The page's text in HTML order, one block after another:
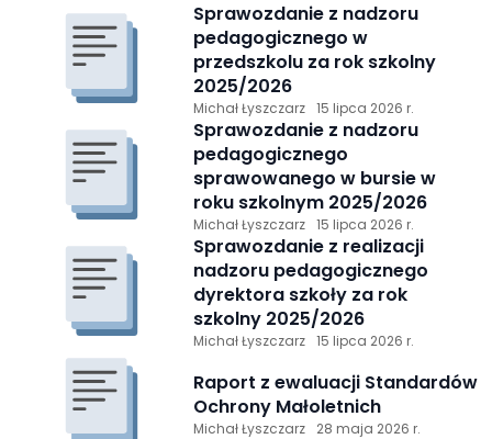
Sprawozdanie z nadzoru
pedagogicznego w
przedszkolu za rok szkolny
2025/2026
Michał Łyszczarz 15 lipca 2026 r.
Sprawozdanie z nadzoru
pedagogicznego
sprawowanego w bursie w
roku szkolnym 2025/2026
Michał Łyszczarz 15 lipca 2026 r.
Sprawozdanie z realizacji
nadzoru pedagogicznego
dyrektora szkoły za rok
szkolny 2025/2026
Michał Łyszczarz 15 lipca 2026 r.
Raport z ewaluacji Standardów
Ochrony Małoletnich
Michał Łyszczarz 28 maja 2026 r.